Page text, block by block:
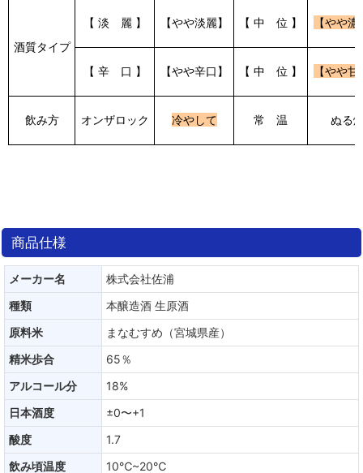
酒質タイプ
【 淡 麗 】 【やや淡麗】 【 中 位 】 【やや
【 辛 口 】 【やや辛口】 【 中 位 】 【やや
飲み方 オンザロック 冷やして 常 温 ぬる
商品仕様
メーカー名
株式会社佐浦
種類
本醸造酒 生原酒
原料米
まなむすめ（宮城県産）
精米歩合
65％
アルコール分
18%
日本酒度
±0〜+1
酸度
1.7
飲み頃温度
10℃~20℃